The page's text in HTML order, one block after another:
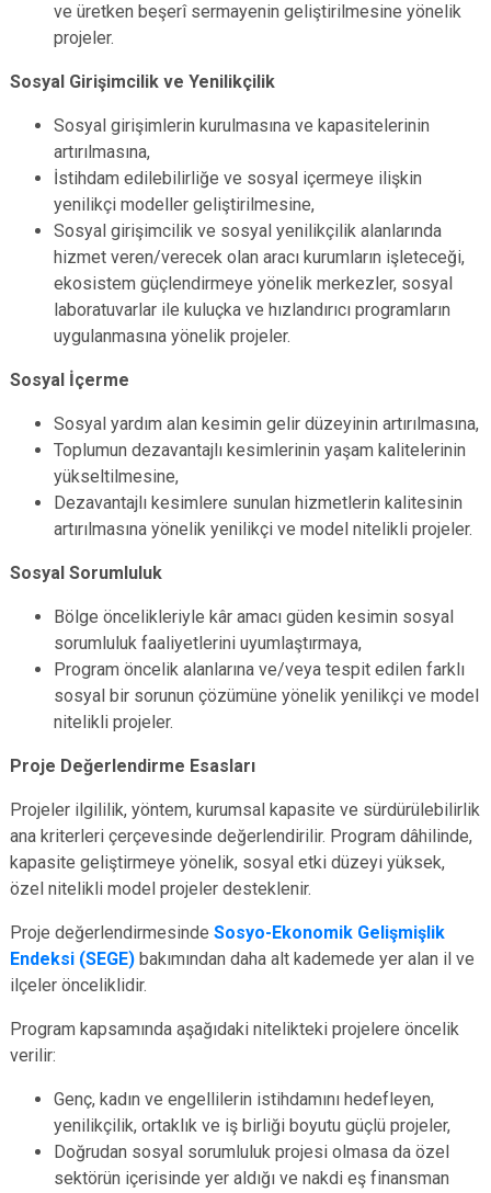
ve üretken beşerî sermayenin geliştirilmesine yönelik
projeler.
Sosyal Girişimcilik ve Yenilikçilik
Sosyal girişimlerin kurulmasına ve kapasitelerinin
artırılmasına,
İstihdam edilebilirliğe ve sosyal içermeye ilişkin
yenilikçi modeller geliştirilmesine,
Sosyal girişimcilik ve sosyal yenilikçilik alanlarında
hizmet veren/verecek olan aracı kurumların işleteceği,
ekosistem güçlendirmeye yönelik merkezler, sosyal
laboratuvarlar ile kuluçka ve hızlandırıcı programların
uygulanmasına yönelik projeler.
Sosyal İçerme
Sosyal yardım alan kesimin gelir düzeyinin artırılmasına,
Toplumun dezavantajlı kesimlerinin yaşam kalitelerinin
yükseltilmesine,
Dezavantajlı kesimlere sunulan hizmetlerin kalitesinin
artırılmasına yönelik yenilikçi ve model nitelikli projeler.
Sosyal Sorumluluk
Bölge öncelikleriyle kâr amacı güden kesimin sosyal
sorumluluk faaliyetlerini uyumlaştırmaya,
Program öncelik alanlarına ve/veya tespit edilen farklı
sosyal bir sorunun çözümüne yönelik yenilikçi ve model
nitelikli projeler.
Proje Değerlendirme Esasları
Projeler ilgililik, yöntem, kurumsal kapasite ve sürdürülebilirlik
ana kriterleri çerçevesinde değerlendirilir. Program dâhilinde,
kapasite geliştirmeye yönelik, sosyal etki düzeyi yüksek,
özel nitelikli model projeler desteklenir.
Proje değerlendirmesinde Sosyo-Ekonomik Gelişmişlik
Endeksi (SEGE) bakımından daha alt kademede yer alan il ve
ilçeler önceliklidir.
Program kapsamında aşağıdaki nitelikteki projelere öncelik
verilir:
Genç, kadın ve engellilerin istihdamını hedefleyen,
yenilikçilik, ortaklık ve iş birliği boyutu güçlü projeler,
Doğrudan sosyal sorumluluk projesi olmasa da özel
sektörün içerisinde yer aldığı ve nakdi eş finansman